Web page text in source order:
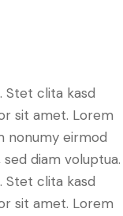
Stet clita kasd
sit amet. Lorem
nonumy eirmod
diam voluptua.
Stet clita kasd
sit amet. Lorem